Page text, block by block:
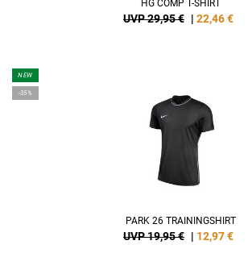
HG COMP T-SHIRT
UVP 29,95 € | 22,46€
NEW
-35%
PARK 26 TRAININGSHIRT
UVP 19,95 € | 12,97€